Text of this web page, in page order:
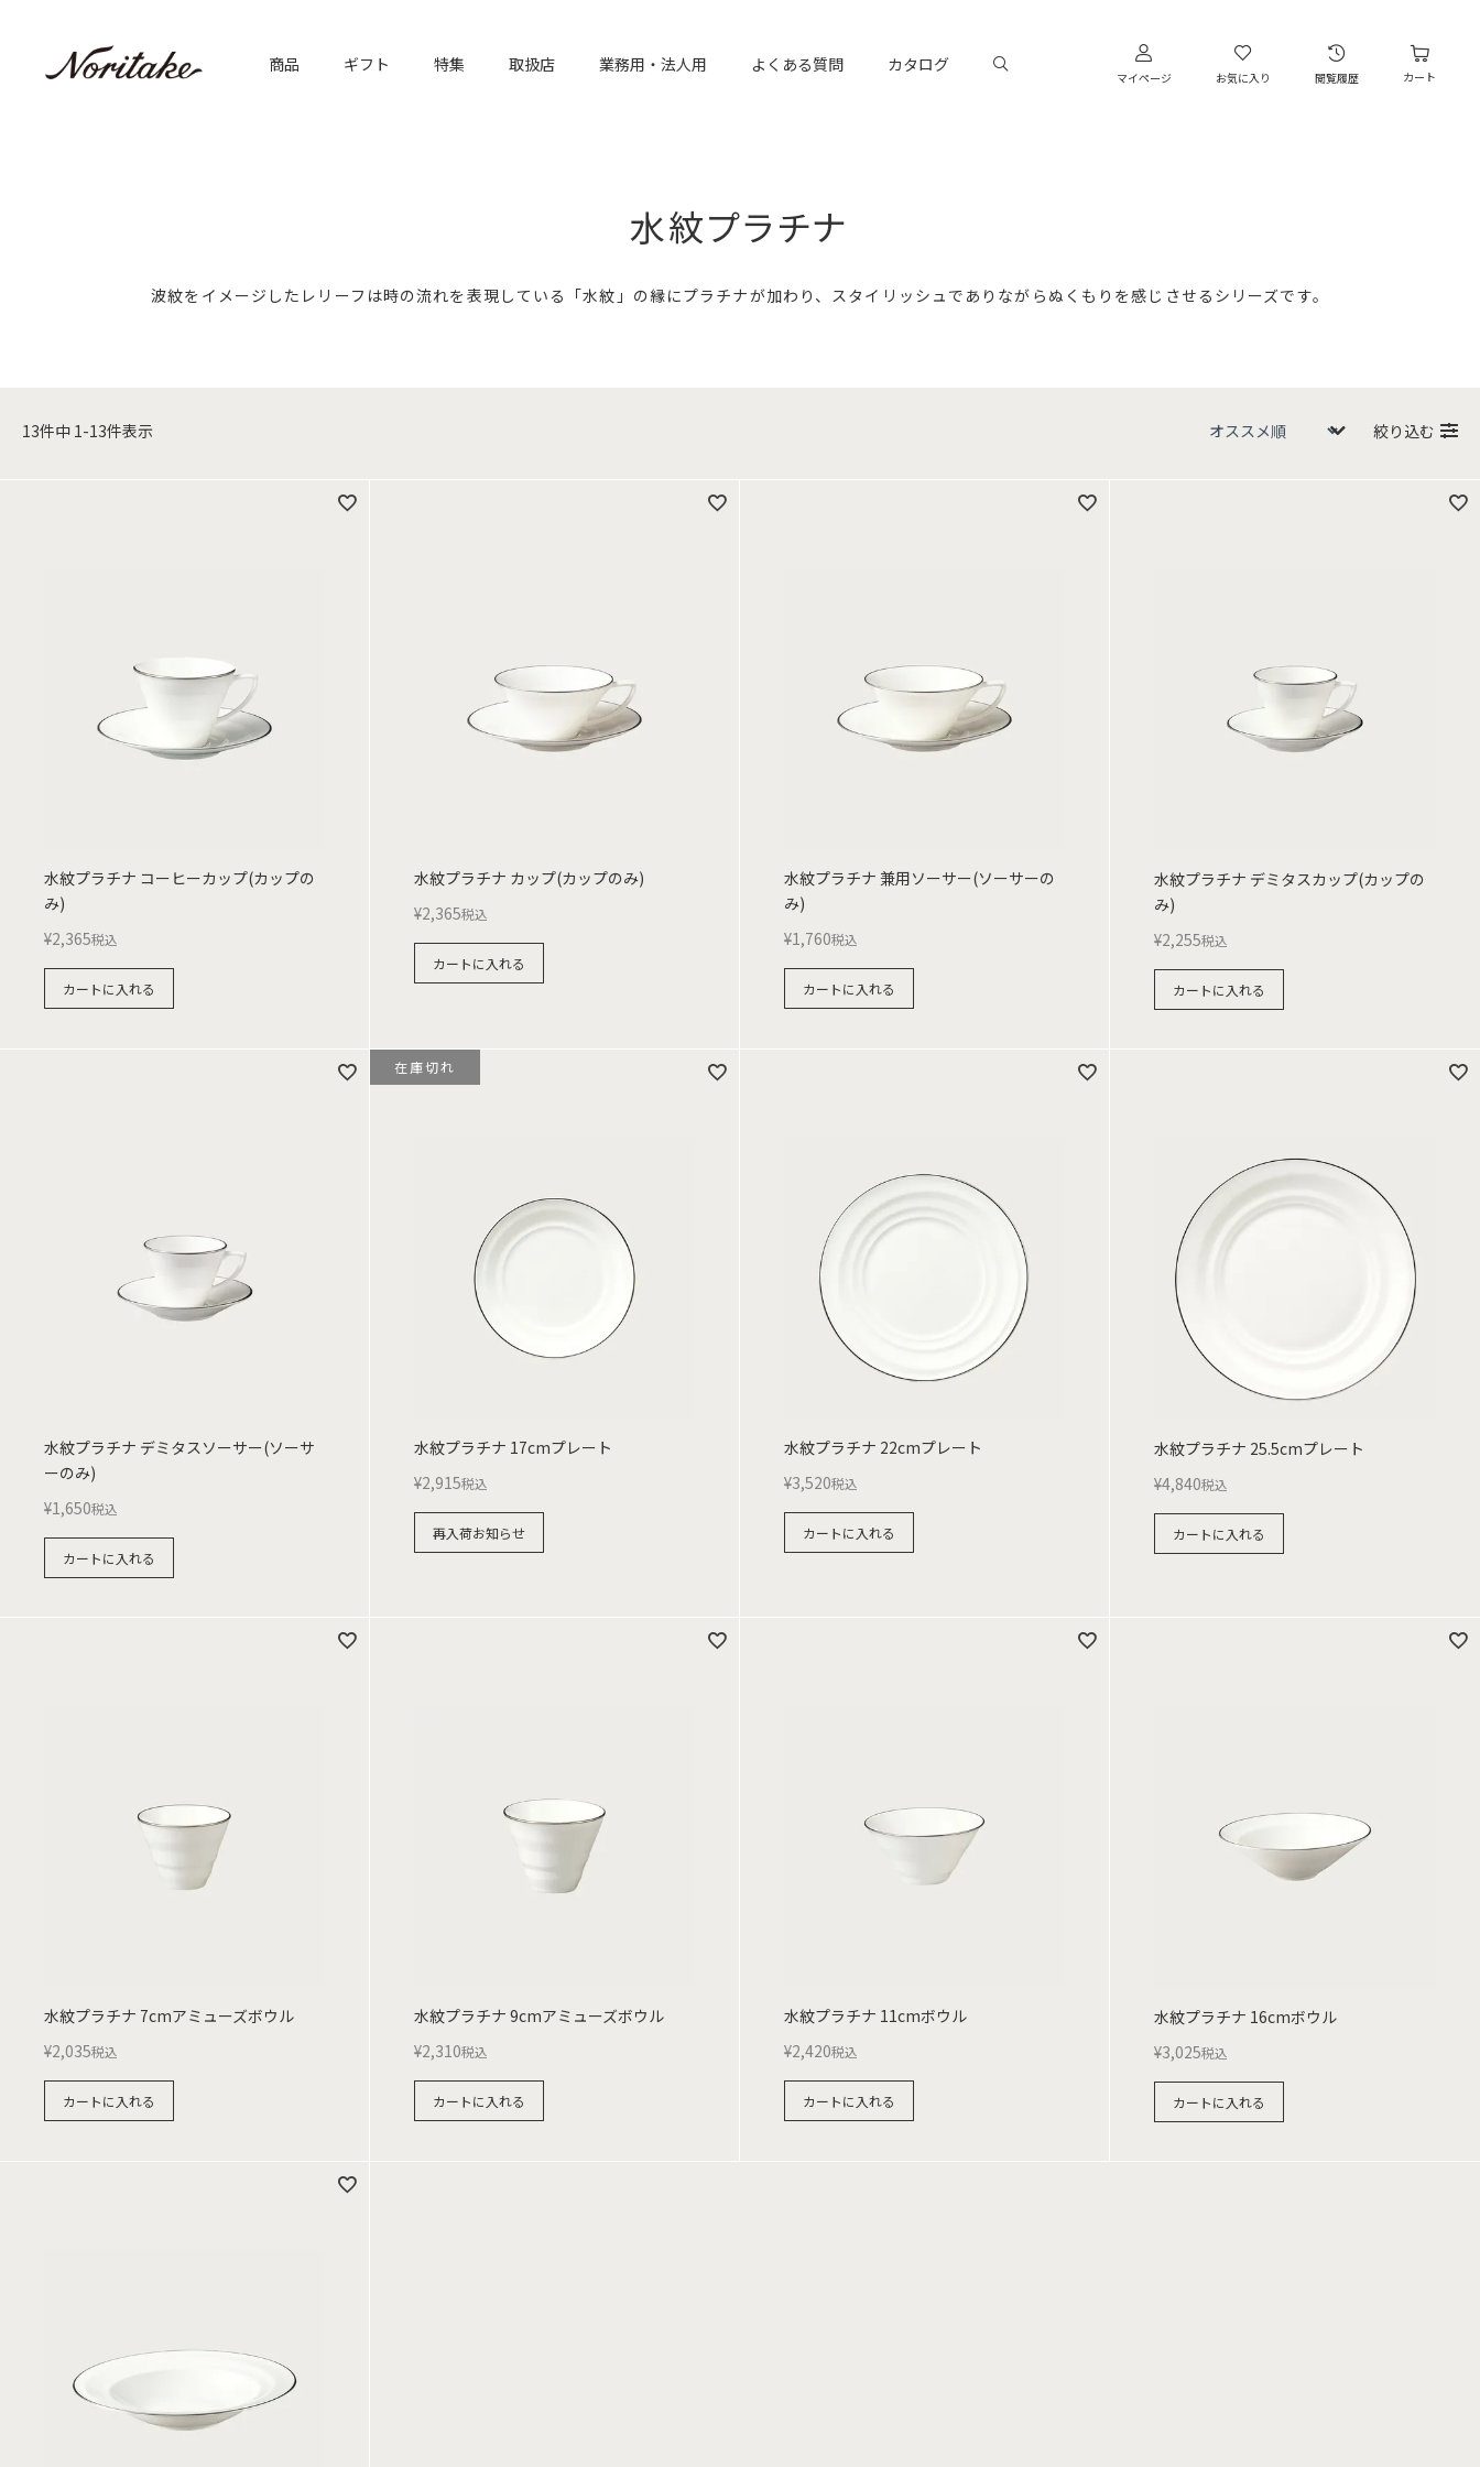
商品 ギフト 特集 取扱店 業務用・法人用 よくある質問 カタログ
マイページ お気に入り 閲覧履歴 カート
水紋プラチナ
波紋をイメージしたレリーフは時の流れを表現している「水紋」の縁にプラチナが加わり、スタイリッシュでありながらぬくもりを感じさせるシリーズです。
13件中 1-13件表示 絞り込む
水紋プラチナ コーヒーカップ(カップの
み)
¥2,365税込
カートに入れる
水紋プラチナ カップ(カップのみ)
¥2,365税込
カートに入れる
水紋プラチナ 兼用ソーサー(ソーサーの
み)
¥1,760税込
カートに入れる
水紋プラチナ デミタスカップ(カップの
み)
¥2,255税込
カートに入れる
水紋プラチナ デミタスソーサー(ソーサ
ーのみ)
¥1,650税込
カートに入れる
水紋プラチナ 17cmプレート
¥2,915税込
再入荷お知らせ
在庫切れ
水紋プラチナ 22cmプレート
¥3,520税込
カートに入れる
水紋プラチナ 25.5cmプレート
¥4,840税込
カートに入れる
水紋プラチナ 7cmアミューズボウル
¥2,035税込
カートに入れる
水紋プラチナ 9cmアミューズボウル
¥2,310税込
カートに入れる
水紋プラチナ 11cmボウル
¥2,420税込
カートに入れる
水紋プラチナ 16cmボウル
¥3,025税込
カートに入れる